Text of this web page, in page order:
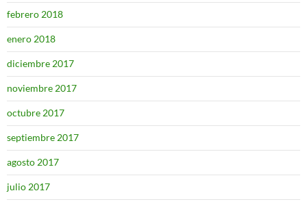
febrero 2018
enero 2018
diciembre 2017
noviembre 2017
octubre 2017
septiembre 2017
agosto 2017
julio 2017